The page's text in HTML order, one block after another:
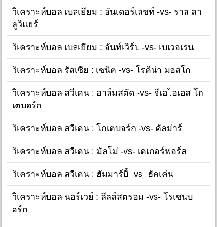
วิเคราะห์บอล เบลเยียม : อันเดอร์เลชท์ -vs- ราล ลา
ลูวิแยร์
วิเคราะห์บอล เบลเยียม : อันท์เวิร์ป -vs- เบเวอเรน
วิเคราะห์บอล รัสเซีย : เซนิต -vs- โรดิน่า มอสโก
วิเคราะห์บอล สวีเดน : ฮาล์มสตัด -vs- จีเอไอเอส โก
เตบอร์ก
วิเคราะห์บอล สวีเดน : โกเตบอร์ก -vs- คัลม่าร์
วิเคราะห์บอล สวีเดน : มัลโม่ -vs- เดเกอร์ฟอร์ส
วิเคราะห์บอล สวีเดน : ฮัมมาร์บี้ -vs- ฮัคเค่น
วิเคราะห์บอล นอร์เวย์ : ลีลล์สตรอม -vs- โรเซนบ
อร์ก